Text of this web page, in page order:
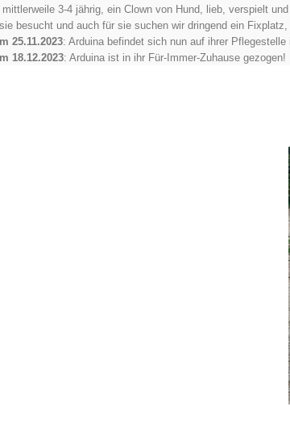
3-4 jährig, ein Clown von Hund, lieb, verspielt
besucht und auch für sie suchen wir dringend ein
25.11.2023: Arduina befindet sich nun auf ihrer
18.12.2023: Arduina ist in ihr Für-Immer-Zuhause gezogen!